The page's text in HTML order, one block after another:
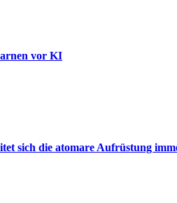
vor KI
sich die atomare Aufrüstung